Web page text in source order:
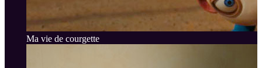
Ma vie de courgette